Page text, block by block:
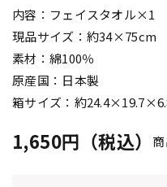
内容：フェイスタオル×1
現品サイズ：約34×75cm
素材：綿100％
原産国：日本製
箱サイズ：約
1,650円（税込）